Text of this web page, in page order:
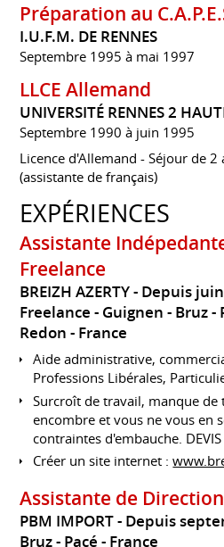
Préparation au
I.U.F.M. DE RENNES
Septembre 1995 à mai 1997
LLCE Allemand
UNIVERSITÉ RENNES 2
Septembre 1990 à juin 1995
Licence d'Allemand - Séjour de 2
(assistante de français)
EXPÉRIENCES
Assistante
Freelance
BREIZH AZERTY
Depuis
Freelance
Guignen - Bruz -
Redon
France
Aide administrative,
Professions Libérales,
Surcroît de travail, manque de
encombre et vous ne vous en
contraintes d'embauche. DEVIS
Créer un site internet :
Assistante de Direction
PBM IMPORT Depuis
Bruz - Pacé
France